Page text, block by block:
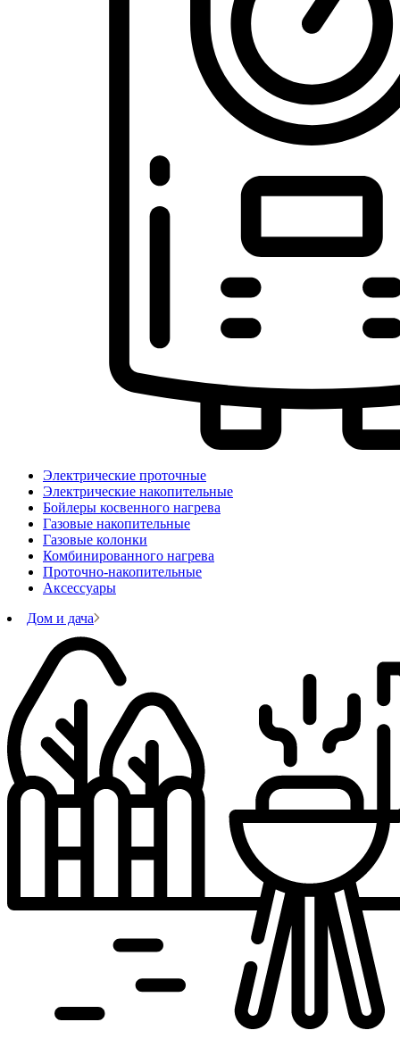
Электрические проточные
Электрические накопительные
Бойлеры косвенного нагрева
Газовые накопительные
Газовые колонки
Комбинированного нагрева
Проточно-накопительные
Аксессуары
Дом и дача